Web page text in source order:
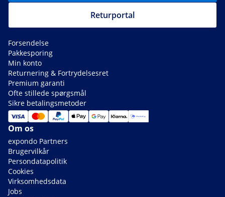
Returportal
Forsendelse
Pakkesporing
Min konto
Returnering & Fortrydelsesret
Premium garanti
Ofte stillede spørgsmål
Sikre betalingsmetoder
Om os
expondo Partners
Brugervilkår
Persondatapolitik
Cookies
Virksomhedsdata
Jobs